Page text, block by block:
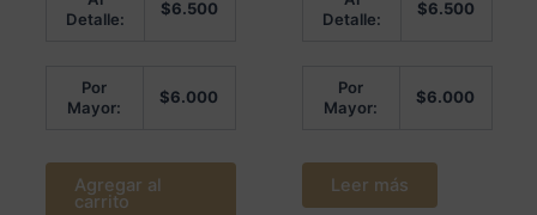
Detalle:
$6.500
Por
Mayor:
$6.000
Agregar al
carrito
Detalle:
$6.500
Por
Mayor:
$6.000
Leer más